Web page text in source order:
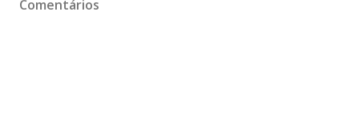
Comentários